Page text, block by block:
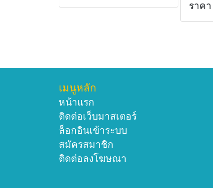
ราค
เมนูหลัก
หน้าแรก
ติดต่อเว็บมาสเตอร์
ล็อกอินเข้าระบบ
สมัครสมาชิก
ติดต่อลงโฆษณา